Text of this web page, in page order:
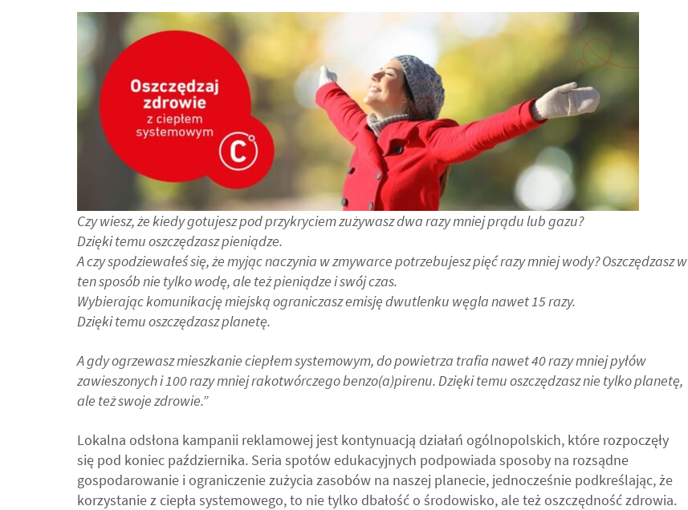
Czy wiesz, że kiedy gotujesz pod przykryciem zużywasz dwa razy mniej prądu lub gazu?
Dzięki temu oszczędzasz pieniądze.
A czy spodziewałeś się, że myjąc naczynia w zmywarce potrzebujesz pięć razy mniej wody? Oszczędzasz w
ten sposób nie tylko wodę, ale też pieniądze i swój czas.
Wybierając komunikację miejską ograniczasz emisję dwutlenku węgla nawet 15 razy.
Dzięki temu oszczędzasz planetę.
A gdy ogrzewasz mieszkanie ciepłem systemowym, do powietrza trafia nawet 40 razy mniej pyłów
zawieszonych i 100 razy mniej rakotwórczego benzo(a)pirenu. Dzięki temu oszczędzasz nie tylko planetę,
ale też swoje zdrowie.”
Lokalna odsłona kampanii reklamowej jest kontynuacją działań ogólnopolskich, które rozpoczęły
się pod koniec października. Seria spotów edukacyjnych podpowiada sposoby na rozsądne
gospodarowanie i ograniczenie zużycia zasobów na naszej planecie, jednocześnie podkreślając, że
korzystanie z ciepła systemowego, to nie tylko dbałość o środowisko, ale też oszczędność zdrowia.